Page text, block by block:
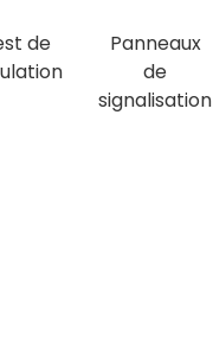
de
Panneaux
de
signalisation